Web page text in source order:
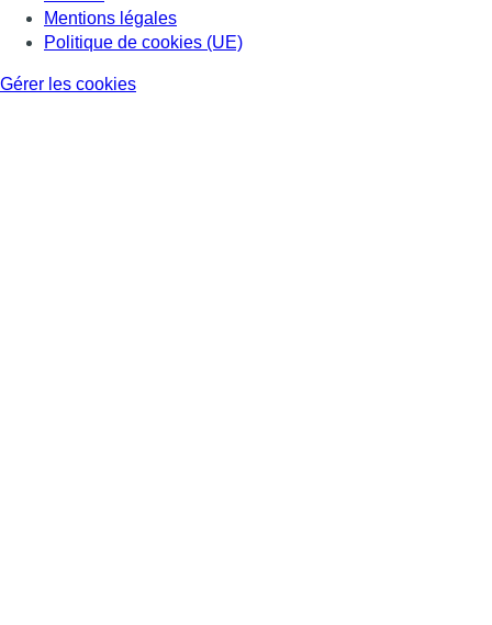
Mentions légales
Politique de cookies (UE)
Gérer les cookies